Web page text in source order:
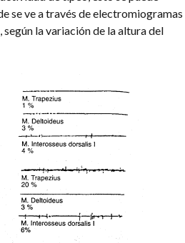
se ve a través de electromiogramas
la variación de la altura del